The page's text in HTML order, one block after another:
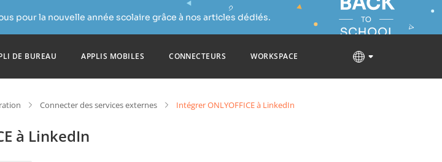
pour la nouvelle année scolaire grâce à nos articles dédiés.
DE BUREAU APPLIS MOBILES CONNECTEURS WORKSPACE
Connecter des services externes Intégrer ONLYOFFICE à LinkedIn
à LinkedIn